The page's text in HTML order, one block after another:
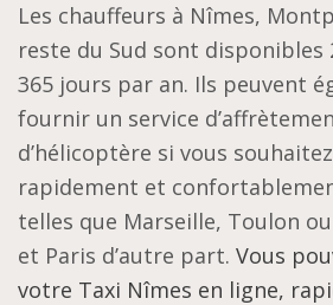
Les chauffeurs à Nîmes,
reste du Sud sont disponibles
365 jours par an. Ils peuvent
fournir un service
d’hélicoptère si vous
rapidement et
telles que Marseille, Toulon
et Paris d’autre part. Vous
votre Taxi Nîmes en ligne,